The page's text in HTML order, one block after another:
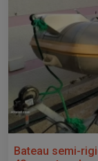
Bateau semi-